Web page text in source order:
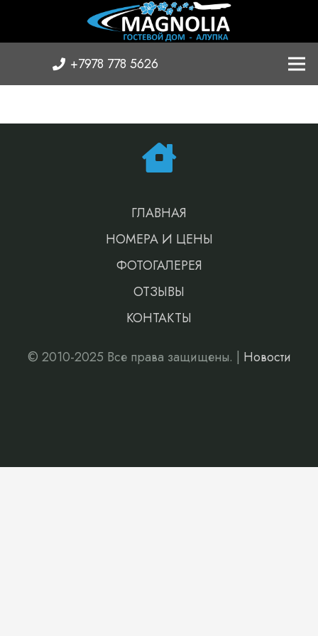
+7978 778 5626
ГЛАВНАЯ
НОМЕРА И ЦЕНЫ
ФОТОГАЛЕРЕЯ
ОТЗЫВЫ
КОНТАКТЫ
© 2010-2025 Все права защищены. | Новости